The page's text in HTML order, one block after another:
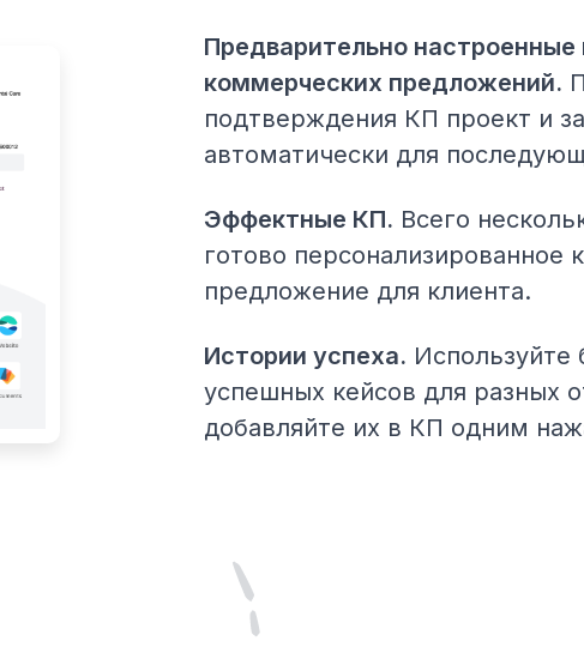
Предварительно
коммерческих предложений.
подтверждения КП проект и
автоматически для
Эффектные КП. Всего
готово персонализированное
предложение для клиента.
Истории успеха. Используйте
успешных кейсов для разных
добавляйте их в КП одним